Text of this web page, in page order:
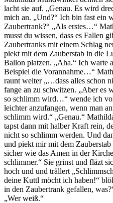
lacht sie auf. „Genau. Es wird
mich an. „Und?“ Ich bin fast ein
Zaubertrank?“ „Als erstes…“
musst du wissen, dass es Fallen
Zaubertranks mit einem Schlag
piekt mit dem Zauberstab in die
Ballon platzen. „Aha.“ Ich warte
Beispiel die Vorannahme…“
raunt weiter „…dass alles schon
fange an zu schwitzen. „Aber es
so schlimm wird…“ wende ich
leichter anzufangen, wenn man
schlimm wird.“ „Genau.“
tapst dann mit halber Kraft rein,
nicht so schlimm werden. Und
und piekt mir mit dem
sicher wie das Amen in der
schlimmer.“ Sie grinst und fläzt
hoch und und trällert
deine Kuttl möcht ich haben!“
in den Zaubertrank gefallen,
„Wer weiß.“